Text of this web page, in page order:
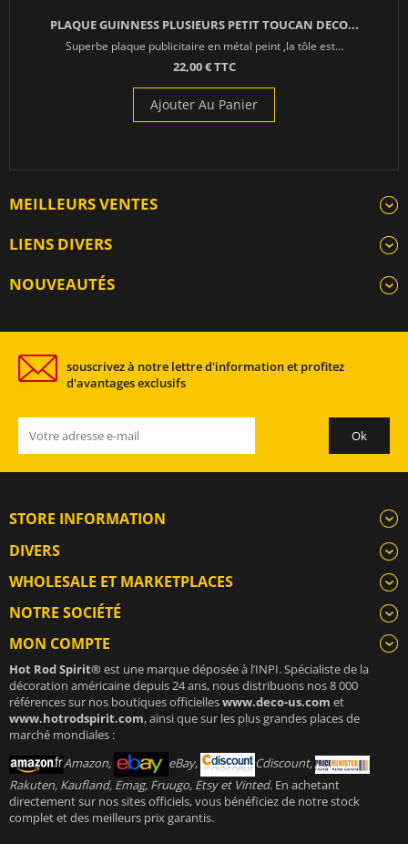
PLAQUE GUINNESS PLUSIEURS PETIT TOUCAN DECO...
Superbe plaque publicitaire en métal peint ,la tôle est...
22,00 € TTC
Ajouter Au Panier
MEILLEURS VENTES
LIENS DIVERS
NOUVEAUTÉS
souscrivez à notre lettre d'information et profitez
d'avantages exclusifs
STORE INFORMATION
DIVERS
WHOLESALE ET MARKETPLACES
NOTRE SOCIÉTÉ
MON COMPTE
Hot Rod Spirit®est une marque déposée à l’INPI. Spécialiste de la
décoration américaine depuis 24 ans, nous distribuons nos 8 000
références sur nos boutiques officielleswww.deco-us.com et
www.hotrodspirit.com, ainsi que sur les plus grandes places de
marché mondiales :
Amazon,
eBay,
Cdiscount,
Rakuten, Kaufland, Emag, Fruugo, Etsy et Vinted. En achetant
directement sur nos sites officiels, vous bénéficiez de notre stock
complet et des meilleurs prix garantis.